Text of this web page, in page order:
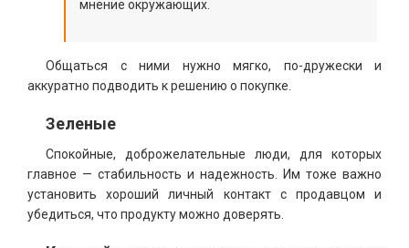
мнение окружающих.
Общаться с ними нужно мягко, по-дружески и
аккуратно подводить к решению о покупке.
Зеленые
Спокойные, доброжелательные люди, для которых
главное — стабильность и надежность. Им тоже важно
установить хороший личный контакт с продавцом и
убедиться, что продукту можно доверять.